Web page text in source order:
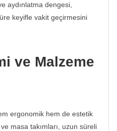
aydınlatma dengesi,
keyifle vakit geçirmesini
ve Malzeme
ergonomik hem de estetik
masa takımları, uzun süreli